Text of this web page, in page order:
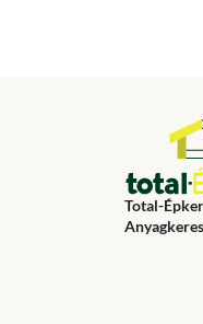
Total-